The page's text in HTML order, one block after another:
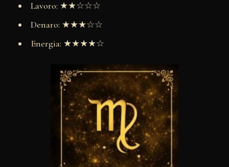
Lavoro: ★★☆☆☆
Denaro: ★★★☆☆
Energia: ★★★★☆